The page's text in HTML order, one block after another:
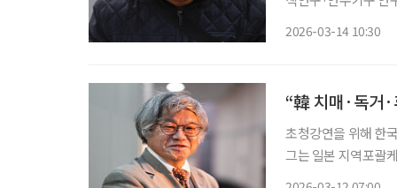
2026-03-14 10:30
“韓 치매·독거·
초청강연을 위해 한
그는 일본 지역포괄